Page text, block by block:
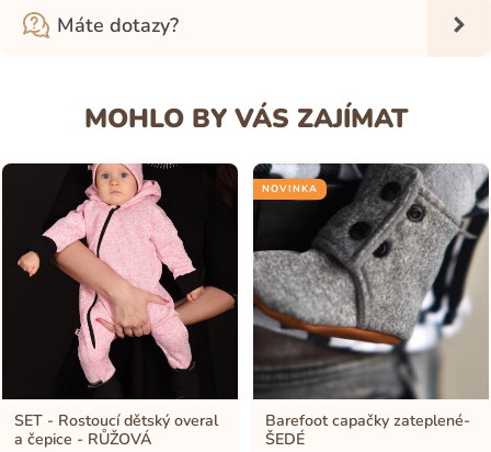
Máte dotazy?
MOHLO BY VÁS ZAJÍMAT
SET - Rostoucí dětský overal
a čepice - RŮŽOVÁ
NOVINKA
Barefoot capačky zateplené-
ŠEDÉ